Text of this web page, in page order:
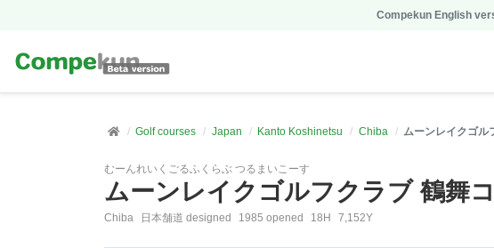
Compekun English
Golf courses Japan Kanto Koshinetsu Chiba ムーンレイクゴル
むーんれいくごるふくらぶ つるまいこーす
ムーンレイクゴルフクラブ 鶴舞
Chiba 日本舗道 designed 1985 opened 18H 7,152Y